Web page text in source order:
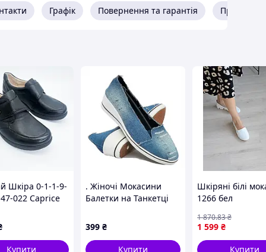
36, 37, 38, 39.
до довжини устілки:
+/- 2мм.
Графік Повернення та гарантія Про
Шкіра 0-1-1-9-
022 Caprice
Купити
. Жіночі Мокасини
Балетки на Танкетці
Сині (розміри:
36,37,38,39,40,41)
399 ₴
Купити
Шкіряні білі
1266 бел
1 599 ₴
1 870.83₴
Купити